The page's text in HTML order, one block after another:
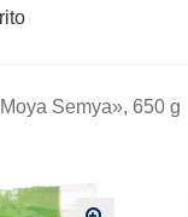
Semya», 650 g